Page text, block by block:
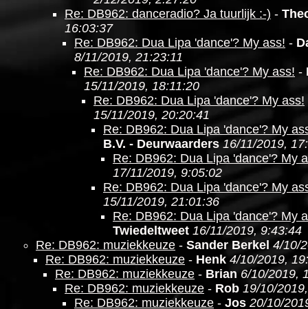
Re: DB962: danceradio? Ja tuurlijk :-) -
16:03:37
Re: DB962: Dua Lipa 'dance'? My ass! -
8/11/2019, 21:23:11
Re: DB962: Dua Lipa 'dance'? My ass! -
15/11/2019, 18:11:20
Re: DB962: Dua Lipa 'dance'? My ass!
15/11/2019, 20:20:41
Re: DB962: Dua Lipa 'dance'? My
B.V. - Deurwaarders 16/11/2019,
Re: DB962: Dua Lipa 'dance'? My
17/11/2019, 9:05:02
Re: DB962: Dua Lipa 'dance'? My
15/11/2019, 21:01:36
Re: DB962: Dua Lipa 'dance'? My
Twiedeltweet 16/11/2019, 9:43:44
Re: DB962: muziekkeuze - Sander Berkel 4/10/
Re: DB962: muziekkeuze - Henk 4/10/2019,
Re: DB962: muziekkeuze - Brian 6/10/2019,
Re: DB962: muziekkeuze - Rob 19/10/
Re: DB962: muziekkeuze - Jos 20/10/